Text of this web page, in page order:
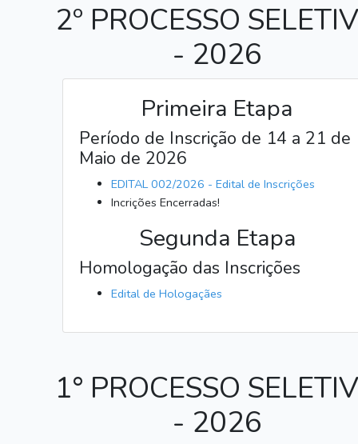
2º PROCESSO
- 2026
Primeira Etapa
Período de Inscrição de 14 a 21 de
Maio de 2026
EDITAL 002/2026 - Edital de Inscrições
Incrições Encerradas!
Segunda Etapa
Homologação das Inscrições
Edital de Hologaçães
1° PROCESSO
- 2026